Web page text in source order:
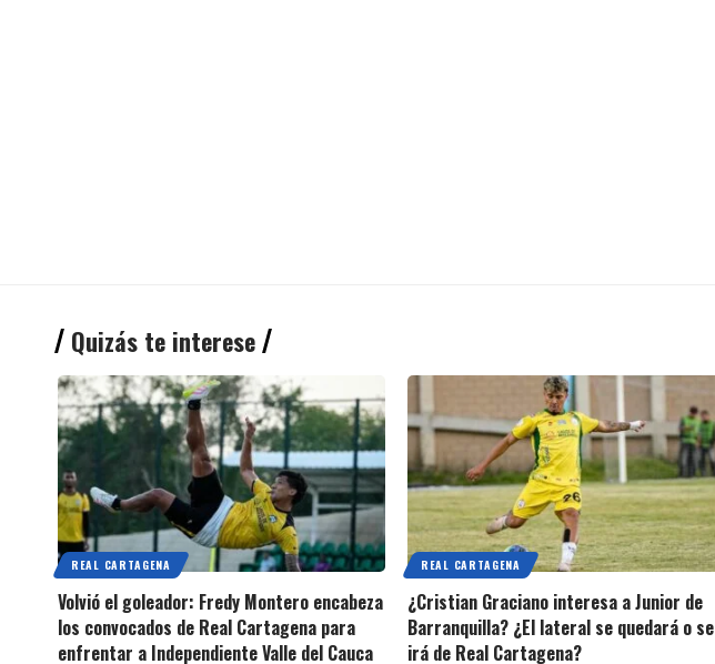
Quizás te interese
REAL CARTAGENA
Volvió el goleador: Fredy Montero encabeza
los convocados de Real Cartagena para
enfrentar a Independiente Valle del Cauca
REAL CARTAGENA
¿Cristian Graciano interesa a Junior de
Barranquilla? ¿El lateral se quedará o se
irá de Real Cartagena?